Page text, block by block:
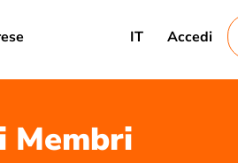
IT Accedi
Membri